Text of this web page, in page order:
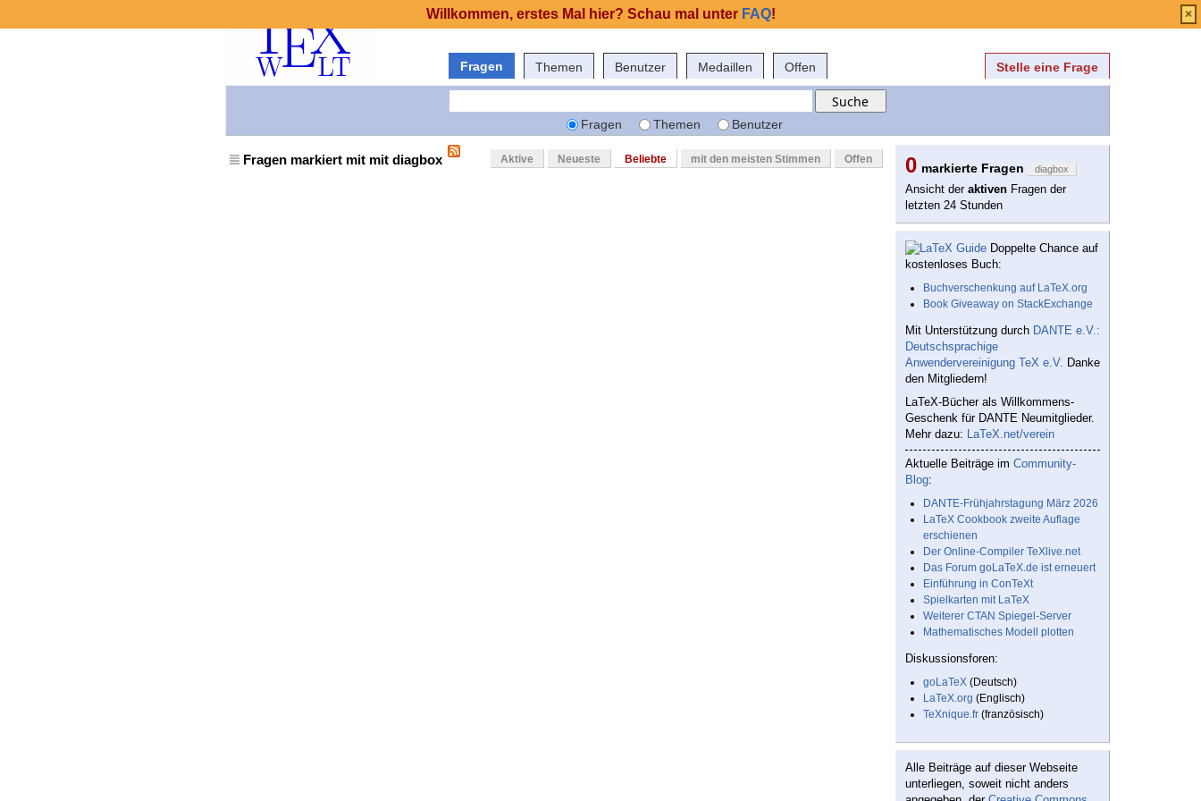
Fragen Themen Benutzer Medaillen Offen Stelle eine Frage
Fragen Themen Benutzer
Fragen markiert mit mit diagbox Aktive Neueste Beliebte mit den meisten Stimmen Offen 0 markierte Fragen diagbox
Ansicht der aktiven Fragen der
letzten 24 Stunden
Doppelte Chance auf
kostenloses Buch:
Buchverschenkung auf LaTeX.org
Book Giveaway on StackExchange
Mit Unterstützung durch DANTE e.V.:
Deutschsprachige
Anwendervereinigung TeX e.V. Danke
den Mitgliedern!
LaTeX-Bücher als Willkommens-
Geschenk für DANTE Neumitglieder.
Mehr dazu: LaTeX.net/verein
Aktuelle Beiträge im Community-
Blog:
DANTE-Frühjahrstagung März 2026
LaTeX Cookbook zweite Auflage
erschienen
Der Online-Compiler TeXlive.net
Das Forum goLaTeX.de ist erneuert
Einführung in ConTeXt
Spielkarten mit LaTeX
Weiterer CTAN Spiegel-Server
Mathematisches Modell plotten
Diskussionsforen:
goLaTeX (Deutsch)
LaTeX.org (Englisch)
TeXnique.fr (französisch)
Alle Beiträge auf dieser Webseite
unterliegen, soweit nicht anders
Willkommen, erstes Mal hier? Schau mal unter FAQ! ×